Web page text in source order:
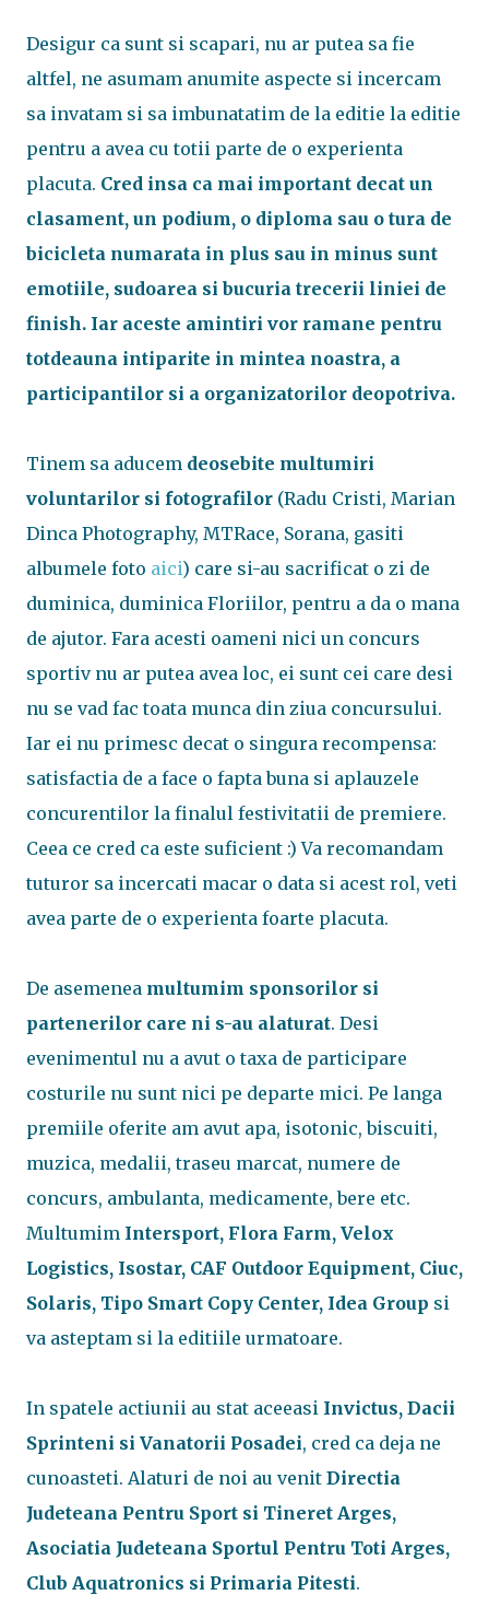
Desigur ca sunt si scapari, nu ar putea sa fie
altfel, ne asumam anumite aspecte si incercam
sa invatam si sa imbunatatim de la editie la editie
pentru a avea cu totii parte de o experienta
placuta. Cred insa ca mai important decat un
clasament, un podium, o diploma sau o tura de
bicicleta numarata in plus sau in minus sunt
emotiile, sudoarea si bucuria trecerii liniei de
finish. Iar aceste amintiri vor ramane pentru
totdeauna intiparite in mintea noastra, a
participantilor si a organizatorilor deopotriva.
Tinem sa aducem deosebite multumiri
voluntarilor si fotografilor (Radu Cristi, Marian
Dinca Photography, MTRace, Sorana, gasiti
albumele foto aici) care si-au sacrificat o zi de
duminica, duminica Floriilor, pentru a da o mana
de ajutor. Fara acesti oameni nici un concurs
sportiv nu ar putea avea loc, ei sunt cei care desi
nu se vad fac toata munca din ziua concursului.
Iar ei nu primesc decat o singura recompensa:
satisfactia de a face o fapta buna si aplauzele
concurentilor la finalul festivitatii de premiere.
Ceea ce cred ca este suficient :) Va recomandam
tuturor sa incercati macar o data si acest rol, veti
avea parte de o experienta foarte placuta.
De asemenea multumim sponsorilor si
partenerilor care ni s-au alaturat. Desi
evenimentul nu a avut o taxa de participare
costurile nu sunt nici pe departe mici. Pe langa
premiile oferite am avut apa, isotonic, biscuiti,
muzica, medalii, traseu marcat, numere de
concurs, ambulanta, medicamente, bere etc.
Multumim Intersport, Flora Farm, Velox
Logistics, Isostar, CAF Outdoor Equipment, Ciuc,
Solaris, Tipo Smart Copy Center, Idea Group si
va asteptam si la editiile urmatoare.
In spatele actiunii au stat aceeasi Invictus, Dacii
Sprinteni si Vanatorii Posadei, cred ca deja ne
cunoasteti. Alaturi de noi au venit Directia
Judeteana Pentru Sport si Tineret Arges,
Asociatia Judeteana Sportul Pentru Toti Arges,
Club Aquatronics si Primaria Pitesti.